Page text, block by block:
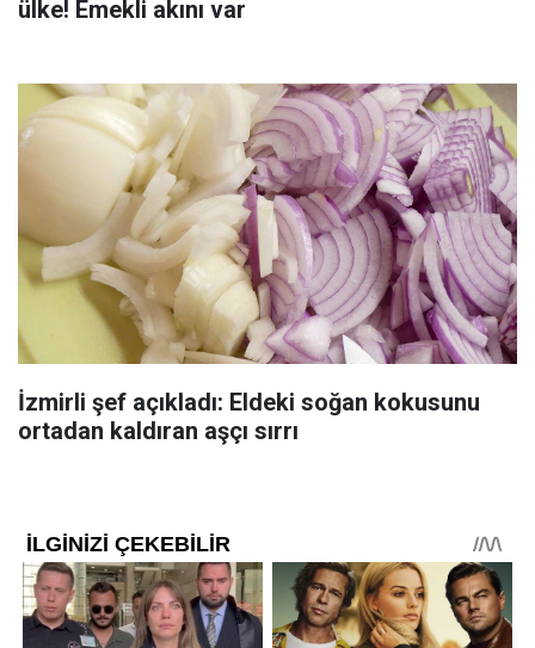
ülke! Emekli akını var
İzmirli şef açıkladı: Eldeki soğan kokusunu
ortadan kaldıran aşçı sırrı